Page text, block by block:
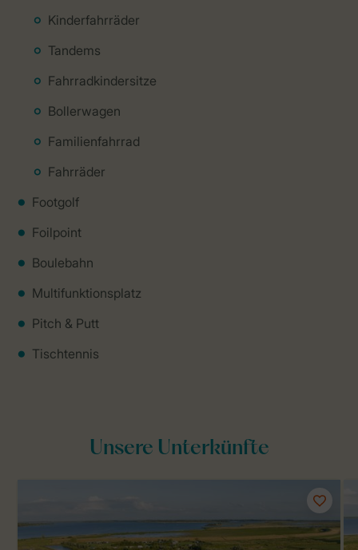
Kinderfahrräder
Tandems
Fahrradkindersitze
Bollerwagen
Familienfahrrad
Fahrräder
Footgolf
Foilpoint
Boulebahn
Multifunktionsplatz
Pitch & Putt
Tischtennis